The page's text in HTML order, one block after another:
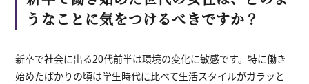
うなことに気をつけるべきですか？
新卒で社会に出る20代前半は環境の変化に敏感です。特に働き
始めたばかりの頃は学生時代に比べて生活スタイルがガラッと